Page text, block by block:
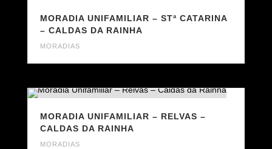
MORADIA UNIFAMILIAR – STª CATARINA
– CALDAS DA RAINHA
MORADIAS
MORADIA UNIFAMILIAR – RELVAS –
CALDAS DA RAINHA
MORADIAS